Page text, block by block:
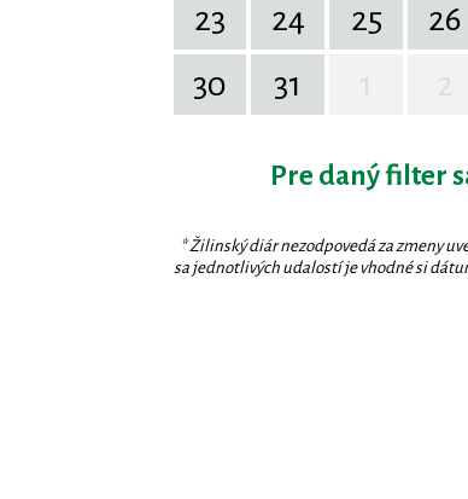
23
24 25 26
30
31
Pre daný filter
* Žilinský diár nezodpovedá za zmeny
sa jednotlivých udalostí je vhodné si